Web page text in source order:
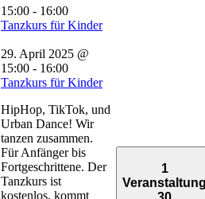
15:00 - 16:00
Tanzkurs für Kinder
29. April 2025 @
15:00 - 16:00
Tanzkurs für Kinder
HipHop, TikTok, und
Urban Dance! Wir
tanzen zusammen.
Für Anfänger bis
Fortgeschrittene. Der
Tanzkurs ist
kostenlos, kommt
1